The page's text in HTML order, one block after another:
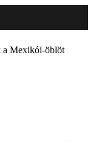
a Mexikói-öblöt